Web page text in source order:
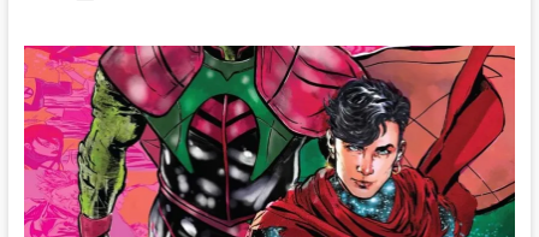
en
el
cuarto
episodio
de
Loki